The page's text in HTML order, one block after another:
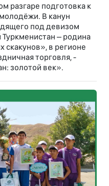
разгаре подготовка к
В канун
под девизом
– родина
в регионе
торговля, -
золотой век».